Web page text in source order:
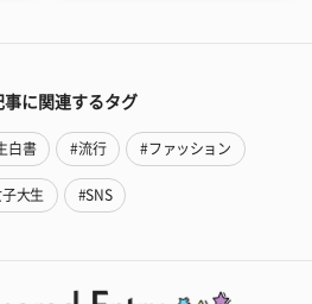
事に関連するタグ
白書 #流行 #ファッション
大生 #SNS